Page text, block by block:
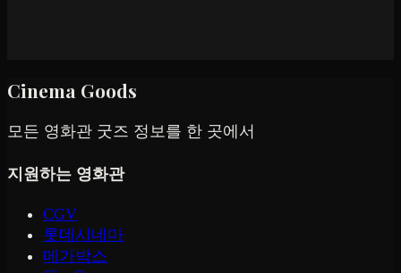
Cinema Goods
모든 영화관 굿즈 정보를 한 곳에서
지원하는 영화관
CGV
롯데시네마
메가박스